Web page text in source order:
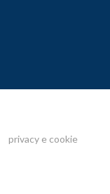
privacy e cookie